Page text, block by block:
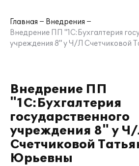
Главная
Внедрения
Внедрение ПП "1С:Бухгалтерия
учреждения 8" у Ч/Л Счетчиковой
Внедрение ПП
"1С:Бухгалтерия
государственного
учреждения 8" у
Счетчиковой
Юрьевны